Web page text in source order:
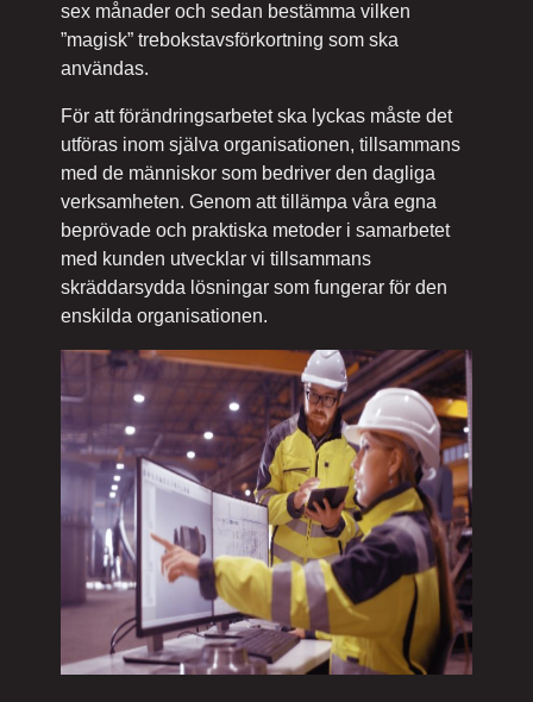
sex månader och sedan bestämma vilken
”magisk” trebokstavsförkortning som ska
användas.
För att förändringsarbetet ska lyckas måste det
utföras inom själva organisationen, tillsammans
med de människor som bedriver den dagliga
verksamheten. Genom att tillämpa våra egna
beprövade och praktiska metoder i samarbetet
med kunden utvecklar vi tillsammans
skräddarsydda lösningar som fungerar för den
enskilda organisationen.